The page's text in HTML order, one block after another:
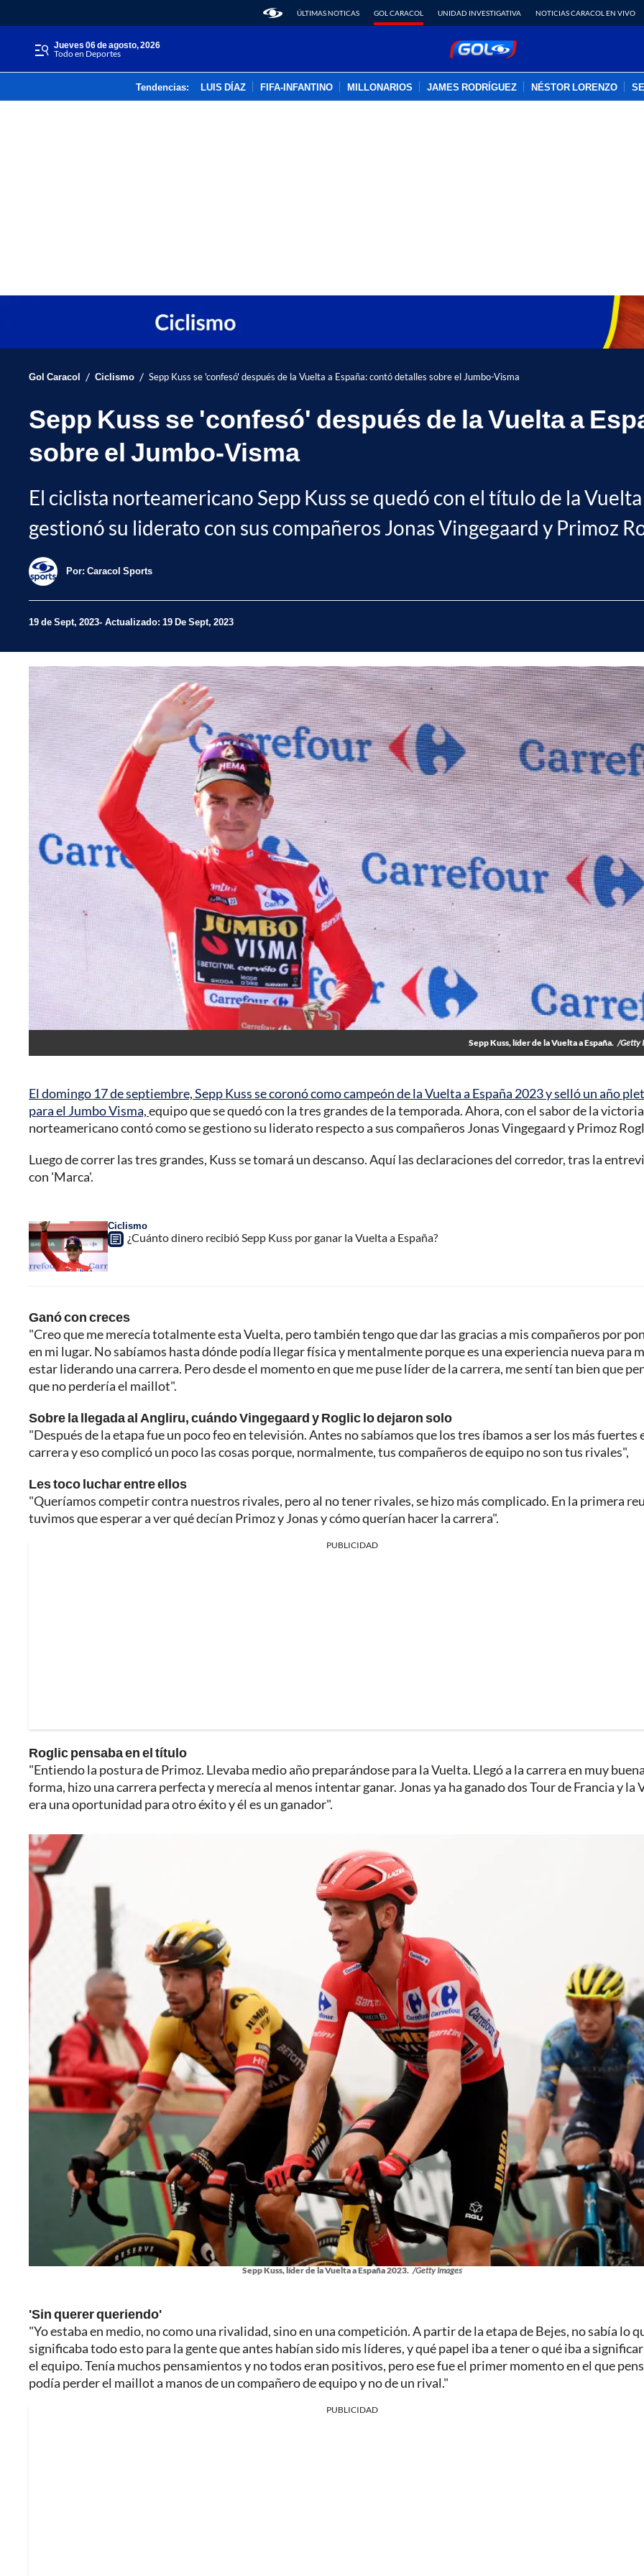
ÚLTIMAS NOTICAS GOL CARACOL UNIDAD INVESTIGATIVA NOTICIAS CARACOL EN VIVO
jueves 06 de agosto, 2026
Todo en Deportes
Tendencias: LUIS DÍAZ FIFA-INFANTINO MILLONARIOS JAMES RODRÍGUEZ NÉSTOR LORENZO
Gol Caracol / Ciclismo / Sepp Kuss se 'confesó' después de la Vuelta a España: contó detalles sobre el Jumbo-Visma
Sepp Kuss se 'confesó' después de la Vuelta a
sobre el Jumbo-Visma
El ciclista norteamericano Sepp Kuss se quedó con el título de la
gestionó su liderato con sus compañeros Jonas Vingegaard y Primoz
Por: Caracol Sports
19 de Sept, 2023 Actualizado: 19 De Sept, 2023
Sepp Kuss, líder de la Vuelta a España. /Getty
El domingo 17 de septiembre, Sepp Kuss se coronó como campeón de la Vuelta a España 2023 y selló un año
para el Jumbo Visma,equipo que se quedó con la tres grandes de la temporada. Ahora, con el sabor de la
norteamericano contó como se gestiono su liderato respecto a sus compañeros Jonas Vingegaard y Primoz
Luego de correr las tres grandes, Kuss se tomará un descanso. Aquí las declaraciones del corredor, tras la
con 'Marca'.
Ciclismo
¿Cuánto dinero recibió Sepp Kuss por ganar la Vuelta a España?
Ganó con creces
"Creo que me merecía totalmente esta Vuelta, pero también tengo que dar las gracias a mis compañeros por
en mi lugar. No sabíamos hasta dónde podía llegar física y mentalmente porque es una experiencia nueva para
estar liderando una carrera. Pero desde el momento en que me puse líder de la carrera, me sentí tan bien que
que no perdería el maillot".
Sobre la llegada al Angliru, cuándo Vingegaard y Roglic lo dejaron solo
"Después de la etapa fue un poco feo en televisión. Antes no sabíamos que los tres íbamos a ser los más fuertes
carrera y eso complicó un poco las cosas porque, normalmente, tus compañeros de equipo no son tus rivales",
Les toco luchar entre ellos
"Queríamos competir contra nuestros rivales, pero al no tener rivales, se hizo más complicado. En la primera
tuvimos que esperar a ver qué decían Primoz y Jonas y cómo querían hacer la carrera".
PUBLICIDAD
Roglic pensaba en el título
"Entiendo la postura de Primoz. Llevaba medio año preparándose para la Vuelta. Llegó a la carrera en muy buena
forma, hizo una carrera perfecta y merecía al menos intentar ganar. Jonas ya ha ganado dos Tour de Francia y la
era una oportunidad para otro éxito y él es un ganador".
Sepp Kuss, líder de la Vuelta a España 2023. /Getty Images
'Sin querer queriendo'
"Yo estaba en medio, no como una rivalidad, sino en una competición. A partir de la etapa de Bejes, no sabía lo
significaba todo esto para la gente que antes habían sido mis líderes, y qué papel iba a tener o qué iba a
el equipo. Tenía muchos pensamientos y no todos eran positivos, pero ese fue el primer momento en el que
podía perder el maillot a manos de un compañero de equipo y no de un rival."
PUBLICIDAD